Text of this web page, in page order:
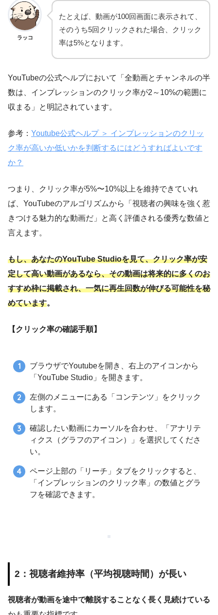
ラッコ
たとえば、動画が100回画面に表示されて、
そのうち5回クリックされた場合、クリック
率は5%となります。
YouTubeの公式ヘルプにおいて「全動画とチャンネルの半
数は、インプレッションのクリック率が2～10%の範囲に
収まる」と明記されています。
参考： Youtube公式ヘルプ ＞ インプレッションのクリッ
ク率が高いか低いかを判断するにはどうすればよいです
か？
つまり、クリック率が5%〜10%以上を維持できていれ
ば、YouTubeのアルゴリズムから「視聴者の興味を強く惹
きつける魅力的な動画だ」と高く評価される優秀な数値と
言えます。
もし、あなたのYouTube Studioを見て、クリック率が安
定して高い動画があるなら、その動画は将来的に多くのお
すすめ枠に掲載され、一気に再生回数が伸びる可能性を秘
めています。
【クリック率の確認手順】
ブラウザでYoutubeを開き、右上のアイコンから
「YouTube Studio」を開きます。
左側のメニューにある「コンテンツ」をクリック
します。
確認したい動画にカーソルを合わせ、「アナリテ
ィクス（グラフのアイコン）」を選択してくださ
い。
ページ上部の「リーチ」タブをクリックすると、
「インプレッションのクリック率」の数値とグラ
フを確認できます。
2：視聴者維持率（平均視聴時間）が長い
視聴者が動画を途中で離脱することなく長く見続けている